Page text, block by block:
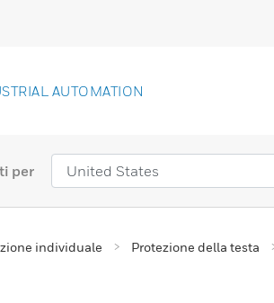
AUTOMATION
per
individuale Protezione della testa